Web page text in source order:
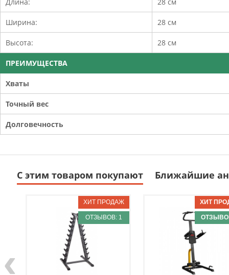
Ширина: 28 см
Высота: 28 см
ПРЕИМУЩЕСТВА
Хваты
Точный вес
Долговечность
С этим товаром покупают Ближайшие
ОТЗЫВОВ: 1
‹